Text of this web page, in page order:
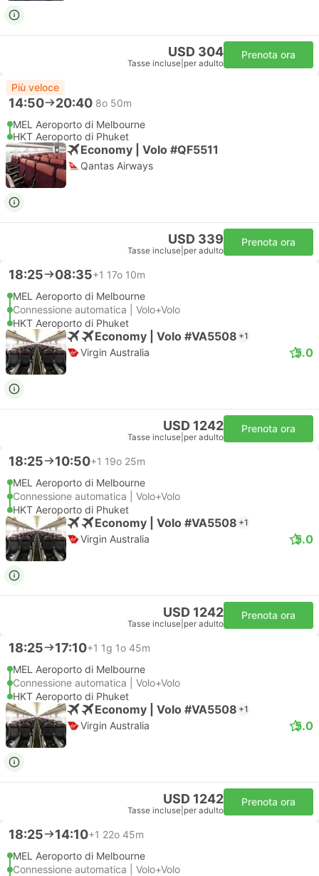
USD 304
Tasse incluse per adulto
Prenota ora
Più veloce
14:50 20:40 8o 50m
MEL Aeroporto di Melbourne
HKT Aeroporto di Phuket
Economy | Volo #QF5511
Qantas Airways
USD 339
Tasse incluse per adulto
Prenota ora
18:25 08:35+1 17o 10m
MEL Aeroporto di Melbourne
Connessione automatica | Volo+Volo
HKT Aeroporto di Phuket
Economy | Volo #VA5508 +1
Virgin Australia 5.0
USD 1242
Tasse incluse per adulto
Prenota ora
18:25 10:50+1 19o 25m
MEL Aeroporto di Melbourne
Connessione automatica | Volo+Volo
HKT Aeroporto di Phuket
Economy | Volo #VA5508 +1
Virgin Australia 5.0
USD 1242
Tasse incluse per adulto
Prenota ora
18:25 17:10+1 1g 1o 45m
MEL Aeroporto di Melbourne
Connessione automatica | Volo+Volo
HKT Aeroporto di Phuket
Economy | Volo #VA5508 +1
Virgin Australia 5.0
USD 1242
Tasse incluse per adulto
Prenota ora
18:25 14:10+1 22o 45m
MEL Aeroporto di Melbourne
Connessione automatica | Volo+Volo